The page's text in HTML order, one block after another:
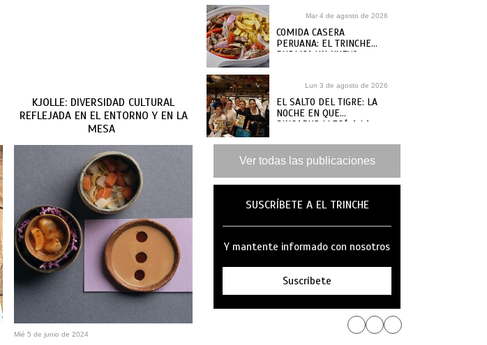
KJOLLE: DIVERSIDAD CULTURAL
REFLEJADA EN EL ENTORNO Y EN LA
MESA
Mié 5 de junio de 2024
Mar 4 de agosto de 2026
COMIDA CASERA
PERUANA: EL TRINCHE
PUBLICA UN NUEVO
Lun 3 de agosto de 2026
EL SALTO DEL TIGRE: LA
NOCHE EN QUE
SINGAPUR LLEGÓ A LA
Ver todas las publicaciones
SUSCRÍBETE A EL TRINCHE
Y mantente informado con nosotros
Suscríbete